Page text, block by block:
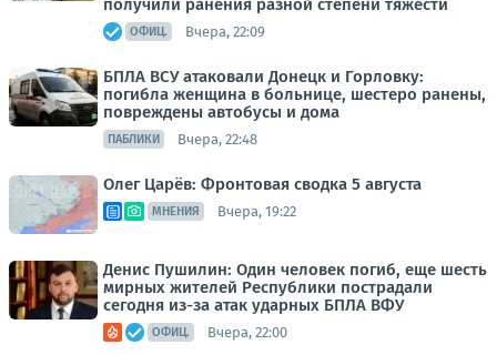
получили ранения разной степени тяжести
ОФИЦ. Вчера, 22:09
БПЛА ВСУ атаковали Донецк и Горловку:
погибла женщина в больнице, шестеро ранены,
повреждены автобусы и дома
ПАБЛИКИ Вчера, 22:48
Олег Царёв: Фронтовая сводка 5 августа
МНЕНИЯ Вчера, 19:22
Денис Пушилин: Один человек погиб, еще шесть
мирных жителей Республики пострадали
сегодня из-за атак ударных БПЛА ВФУ
ОФИЦ. Вчера, 22:00